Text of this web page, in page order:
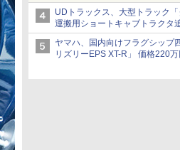
は2591台で27位に
UDトラックス、大型トラック
運搬用ショートキャブトラクタ
ヤマハ、国内向けフラグシップ
リズリーEPS XT-R」 価格220万